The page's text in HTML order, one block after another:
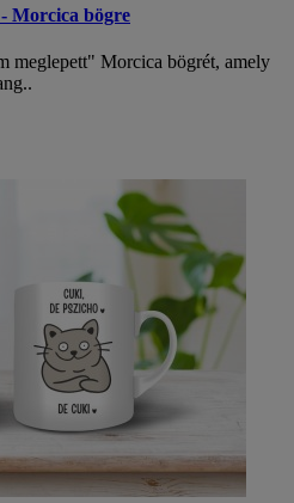
Morcica bögre
meglepett" Morcica bögrét, amely